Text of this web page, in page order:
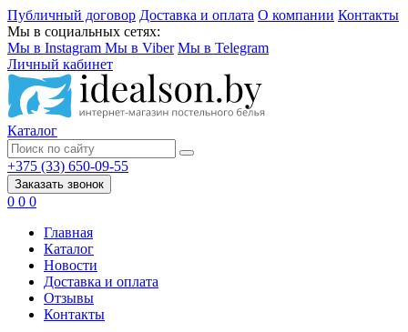
Публичный договор Доставка и оплата О компании Контакты
Мы в социальных сетях:
Мы в Instagram Мы в Viber Мы в Telegram
Личный кабинет
Каталог
+375 (33) 650-09-55
Заказать звонок
0 0 0
Главная
Каталог
Новости
Доставка и оплата
Отзывы
Контакты